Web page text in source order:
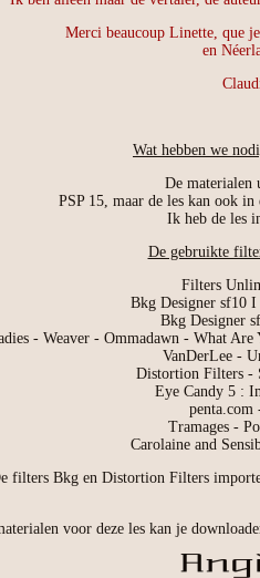
Merci beaucoup Linette, que
en
Wat hebben we
De materialen
PSP 15, maar de les kan ook in
Ik heb de les
De gebruikte
Filters
Bkg Designer sf10
Bkg Designer
- Weaver - Ommadawn - What
VanDerLee -
Distortion Filters -
Eye Candy 5 :
Tramages -
Carolaine and
filters Bkg en Distortion Filters
voor deze les kan je